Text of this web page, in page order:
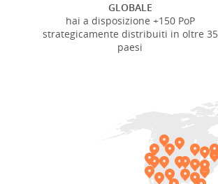
GLOBALE
hai a disposizione +150 PoP
strategicamente distribuiti in oltre 35
paesi